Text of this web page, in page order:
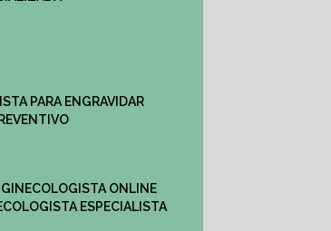
PARA ENGRAVIDAR
GINECOLOGISTA ONLINE​
ESPECIALISTA